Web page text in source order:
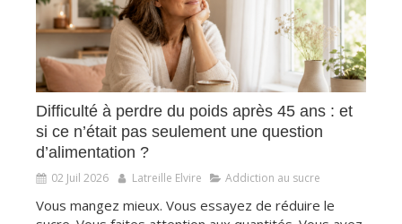
Difficulté à perdre du poids après 45 ans : et
si ce n’était pas seulement une question
d’alimentation ?
02 Juil 2026 Latreille Elvire Addiction au sucre
Vous mangez mieux. Vous essayez de réduire le